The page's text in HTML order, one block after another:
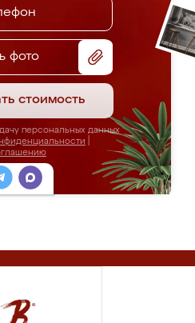
фото
стоимость
персональных данных